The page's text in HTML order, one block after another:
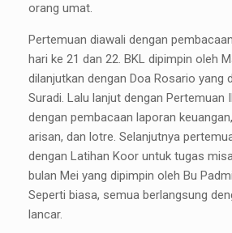
orang umat.
Pertemuan diawali dengan
hari ke 21 dan 22. BKL dipimpin oleh
dilanjutkan dengan Doa Rosario yang
Suradi. Lalu lanjut dengan Pertemuan
dengan pembacaan laporan
arisan, dan lotre. Selanjutnya
dengan Latihan Koor untuk tugas
bulan Mei yang dipimpin oleh Bu
Seperti biasa, semua berlangsung
lancar.